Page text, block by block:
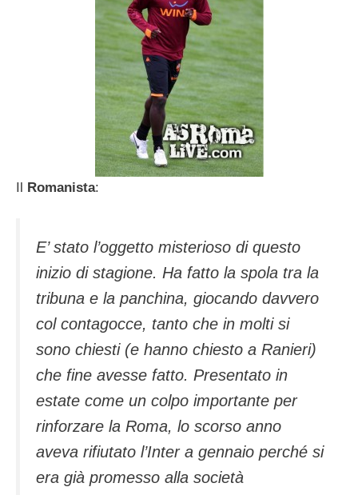
Il Romanista:
E’ stato l’oggetto misterioso di questo
inizio di stagione. Ha fatto la spola tra la
tribuna e la panchina, giocando davvero
col contagocce, tanto che in molti si
sono chiesti (e hanno chiesto a Ranieri)
che fine avesse fatto. Presentato in
estate come un colpo importante per
rinforzare la Roma, lo scorso anno
aveva rifiutato l’Inter a gennaio perché si
era già promesso alla società